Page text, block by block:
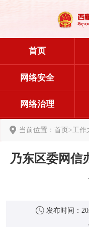
首页
网络安全
网络治理
当前位置： 首页>工作
乃东区委网信
发布时间：